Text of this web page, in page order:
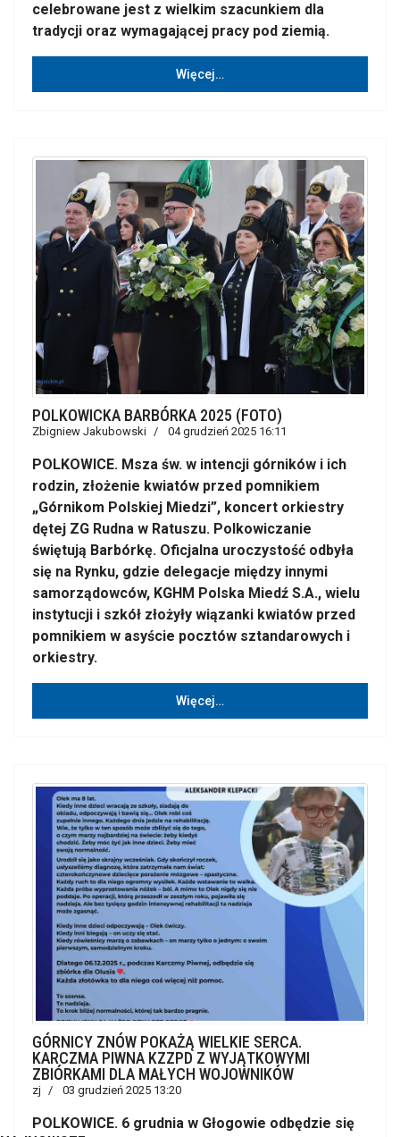
celebrowane jest z wielkim szacunkiem dla
tradycji oraz wymagającej pracy pod ziemią.
Więcej…
POLKOWICKA BARBÓRKA 2025 (FOTO)
Zbigniew Jakubowski 04 grudzień 2025 16:11
POLKOWICE. Msza św. w intencji górników i ich
rodzin, złożenie kwiatów przed pomnikiem
„Górnikom Polskiej Miedzi”, koncert orkiestry
dętej ZG Rudna w Ratuszu. Polkowiczanie
świętują Barbórkę. Oficjalna uroczystość odbyła
się na Rynku, gdzie delegacje między innymi
samorządowców, KGHM Polska Miedź S.A., wielu
instytucji i szkół złożyły wiązanki kwiatów przed
pomnikiem w asyście pocztów sztandarowych i
orkiestry.
Więcej…
GÓRNICY ZNÓW POKAŻĄ WIELKIE SERCA.
KARCZMA PIWNA KZZPD Z WYJĄTKOWYMI
ZBIÓRKAMI DLA MAŁYCH WOJOWNIKÓW
zj 03 grudzień 2025 13:20
POLKOWICE. 6 grudnia w Głogowie odbędzie się